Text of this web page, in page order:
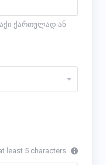
ქართულად ან
least 5 characters